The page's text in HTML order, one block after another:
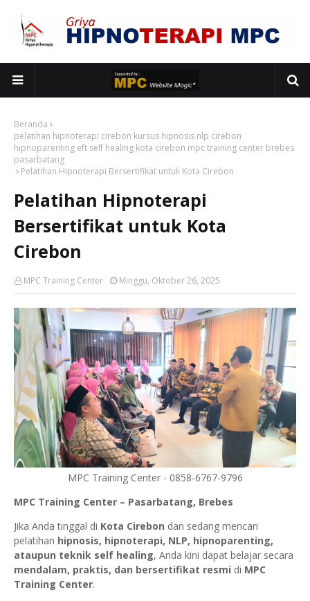
Beranda
pelatihan hipnoterapi cirebon kursus hipnosis nlp cirebon
hipnoparenting eft self healing kota cirebon mpc training center brebes
pasarbatang
Pelatihan Hipnoterapi Bersertifikat untuk Kota Cirebon
Pelatihan Hipnoterapi
Bersertifikat untuk Kota
Cirebon
MPC Training Center Minggu, Oktober 26, 2025
MPC Training Center - 0858-6767-9796
MPC Training Center – Pasarbatang, Brebes
Jika Anda tinggal di Kota Cirebon dan sedang mencari
pelatihan hipnosis, hipnoterapi, NLP, hipnoparenting,
ataupun teknik self healing, Anda kini dapat belajar secara
mendalam, praktis, dan bersertifikat resmi di MPC
Training Center.